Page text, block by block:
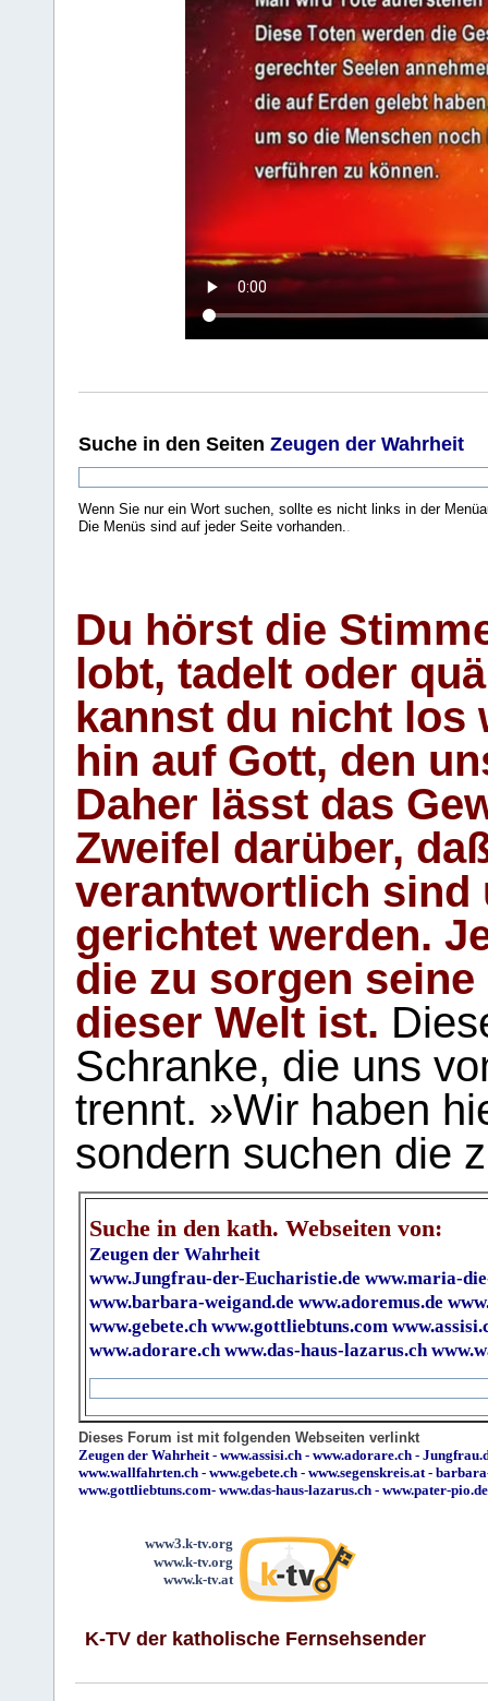
Suche in den Seiten Zeugen der Wahrheit
Wenn Sie nur ein Wort suchen, sollte es nicht links in der
Die Menüs sind auf jeder Seite vorhanden..
Du hörst die
lobt, tadelt oder
kannst du nicht los
hin auf Gott, den
Daher lässt das
Zweifel darüber,
verantwortlich sind
gerichtet werden.
die zu sorgen
dieser Welt ist.
Schranke, die uns
trennt. »Wir haben
sondern suchen die
Suche in den kath. Webseiten von:
Zeugen der Wahrheit
www.Jungfrau-der-Eucharistie.de www.maria-
www.barbara-weigand.de www.adoremus.de
www.gebete.ch www.gottliebtuns.com
www.adorare.ch www.das-haus-lazarus.ch
Dieses Forum ist mit folgenden Webseiten verlinkt
Zeugen der Wahrheit- www.assisi.ch - www.adorare.ch -
www.wallfahrten.ch - www.gebete.ch - www.segenskreis.at-
www.gottliebtuns.com- www.das-haus-lazarus.ch - www.pater-pio.de
www3.k-tv.org
www.k-tv.org
www.k-tv.at
K-TV der katholische Fernsehsender